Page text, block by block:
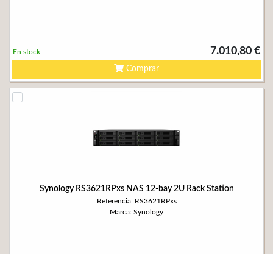
7.010,80 €
En stock
Comprar
Synology RS3621RPxs NAS 12-bay 2U Rack Station
Referencia: RS3621RPxs
Marca: Synology